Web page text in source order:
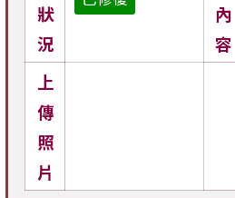
狀
況
內
容
上
傳
照
片